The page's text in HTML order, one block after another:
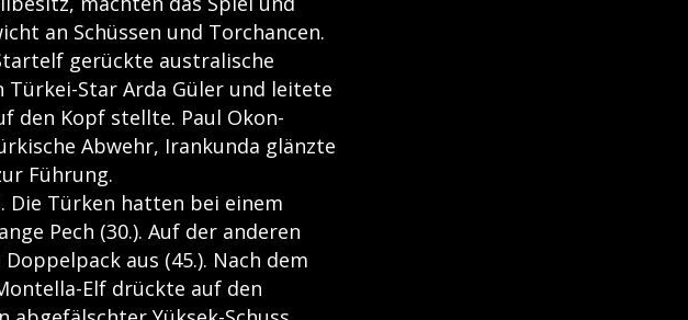
an Schüssen und Torchancen.
gerückte australische
Türkei-Star Arda Güler und leitete
den Kopf stellte. Paul Okon-
Abwehr, Irankunda glänzte
Führung.
Die Türken hatten bei einem
Pech (30.). Auf der anderen
aus (45.). Nach dem
Elf drückte auf den